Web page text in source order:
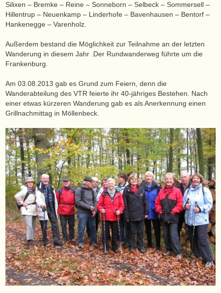
Silixen – Bremke – Reine – Sonneborn – Selbeck – Sommersell –
Hillentrup – Neuenkamp – Linderhofe – Bavenhausen – Bentorf –
Hankenegge – Varenholz.
Außerdem bestand die Möglichkeit zur Teilnahme an der letzten
Wanderung in diesem Jahr .Der Rundwanderweg führte um die
Frankenburg.
Am 03.08.2013 gab es Grund zum Feiern, denn die
Wanderabteilung des VTR feierte ihr 40-jähriges Bestehen. Nach
einer etwas kürzeren Wanderung gab es als Anerkennung einen
Grillnachmittag in Möllenbeck.